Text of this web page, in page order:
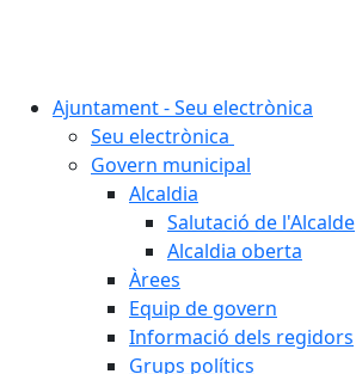
Ajuntament - Seu electrònica
Seu electrònica
Govern municipal
Alcaldia
Salutació de l'Alcalde
Alcaldia oberta
Àrees
Equip de govern
Informació dels regidors
Grups polítics